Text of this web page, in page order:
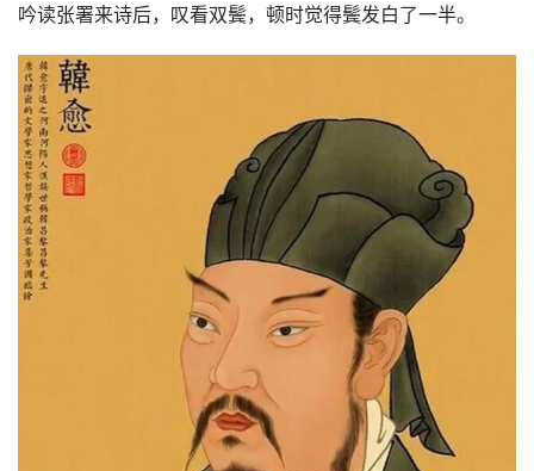
吟读张署来诗后，叹看双鬓，顿时觉得鬓发白了一半。